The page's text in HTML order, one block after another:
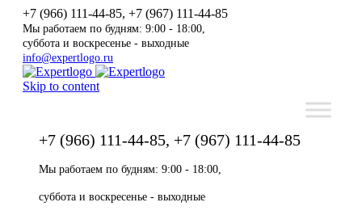
+7 (966) 111-44-85, +7 (967) 111-44-85
Мы работаем по будням: 9:00 - 18:00,
суббота и воскресенье - выходные
info@expertlogo.ru
Skip to content
+7 (966) 111-44-85, +7 (967) 111-44-85
Мы работаем по будням: 9:00 - 18:00,
суббота и воскресенье - выходные